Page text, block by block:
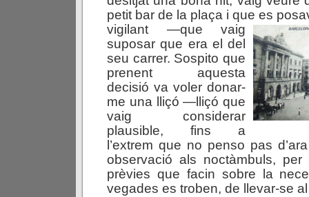
petit bar de la plaça i que es
vigilant —que vaig
suposar que era el del
seu carrer. Sospito que
prenent aquesta
decisió va voler donar-
me una lliçó —lliçó que
vaig considerar
plausible, fins a
l’extrem que no penso pas
observació als noctàmbuls, per
prèvies que facin sobre la
vegades es troben, de llevar-se